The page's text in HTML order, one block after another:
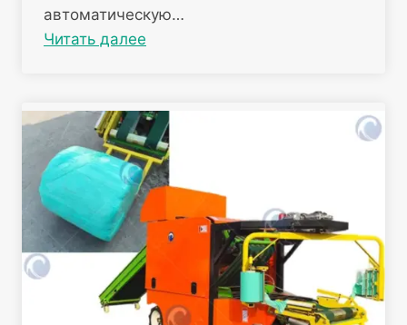
автоматическую…
Читать далее